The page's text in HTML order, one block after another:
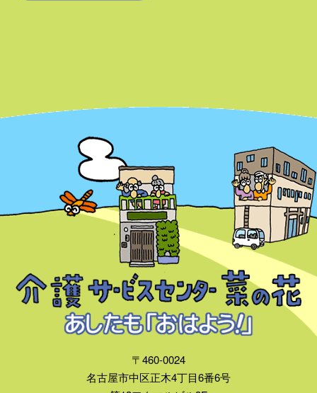
〒460-0024
名古屋市中区正木4丁目6番6号